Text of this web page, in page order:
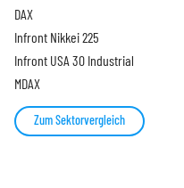
DAX
Infront Nikkei 225
Infront USA 30 Industrial
MDAX
Zum Sektorvergleich